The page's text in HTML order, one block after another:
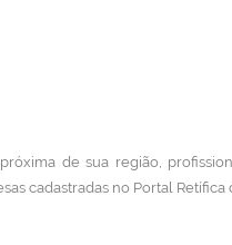
de sua região,
cadastradas no Portal Retífica